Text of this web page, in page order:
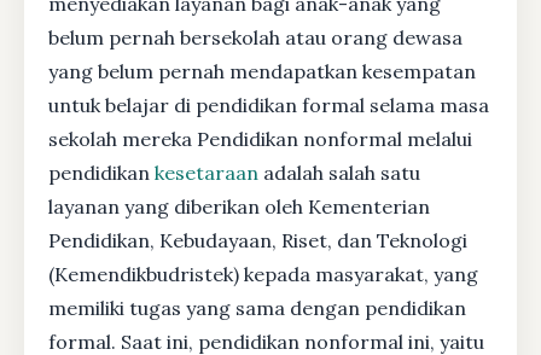
belum pernah bersekolah atau orang dewasa
yang belum pernah mendapatkan kesempatan
untuk belajar di pendidikan formal selama masa
sekolah mereka Pendidikan nonformal melalui
pendidikan kesetaraan adalah salah satu
layanan yang diberikan oleh Kementerian
Pendidikan, Kebudayaan, Riset, dan Teknologi
(Kemendikbudristek) kepada masyarakat, yang
memiliki tugas yang sama dengan pendidikan
formal. Saat ini, pendidikan nonformal ini, yaitu